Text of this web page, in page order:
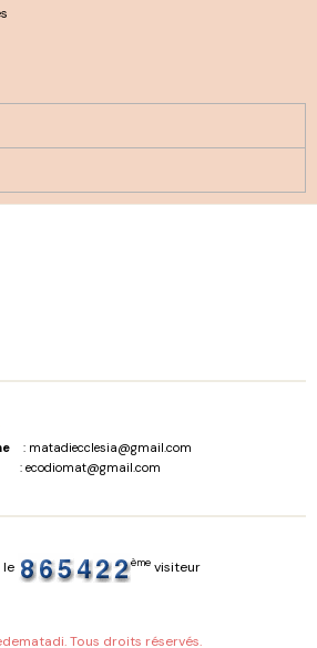
: matadiecclesia@gmail.com
ecodiomat@gmail.com
le èmevisiteur
Tous droits réservés.